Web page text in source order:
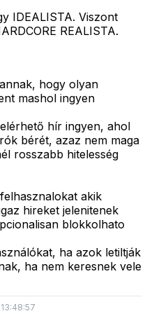
IDEALISTA. Viszont
REALISTA.
hogy olyan
mashol ingyen
hír ingyen, ahol
bérét, azaz nem maga
rosszabb hitelesség
akik
hireket jelenitenek
blokkolhato
ha azok letiltják
ha nem keresnek vele